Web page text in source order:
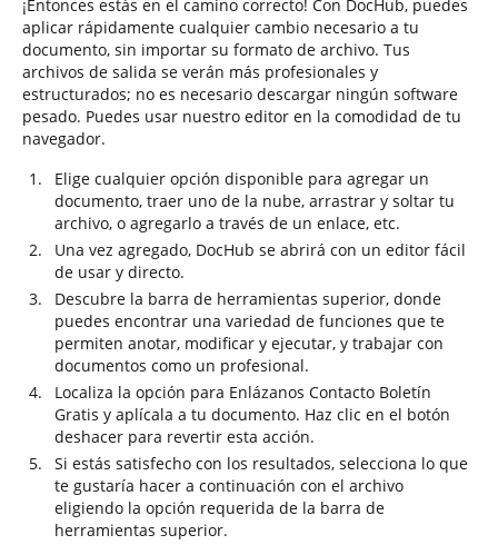
¡Entonces estás en el camino correcto! Con DocHub, puedes
aplicar rápidamente cualquier cambio necesario a tu
documento, sin importar su formato de archivo. Tus
archivos de salida se verán más profesionales y
estructurados; no es necesario descargar ningún software
pesado. Puedes usar nuestro editor en la comodidad de tu
navegador.
Elige cualquier opción disponible para agregar un
documento, traer uno de la nube, arrastrar y soltar tu
archivo, o agregarlo a través de un enlace, etc.
Una vez agregado, DocHub se abrirá con un editor fácil
de usar y directo.
Descubre la barra de herramientas superior, donde
puedes encontrar una variedad de funciones que te
permiten anotar, modificar y ejecutar, y trabajar con
documentos como un profesional.
Localiza la opción para Enlázanos Contacto Boletín
Gratis y aplícala a tu documento. Haz clic en el botón
deshacer para revertir esta acción.
Si estás satisfecho con los resultados, selecciona lo que
te gustaría hacer a continuación con el archivo
eligiendo la opción requerida de la barra de
herramientas superior.